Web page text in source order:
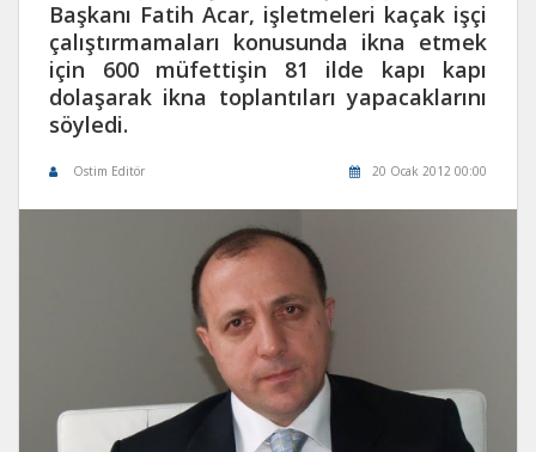
Başkanı Fatih Acar, işletmeleri kaçak işçi
çalıştırmamaları konusunda ikna etmek
için 600 müfettişin 81 ilde kapı kapı
dolaşarak ikna toplantıları yapacaklarını
söyledi.
Ostim Editör 20 Ocak 2012 00:00